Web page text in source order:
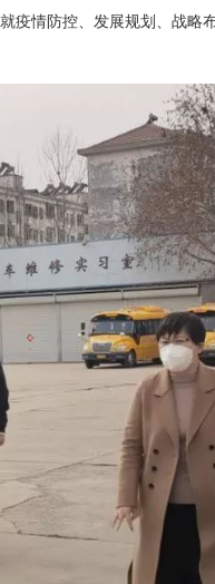
疫情防控、发展规划、战略